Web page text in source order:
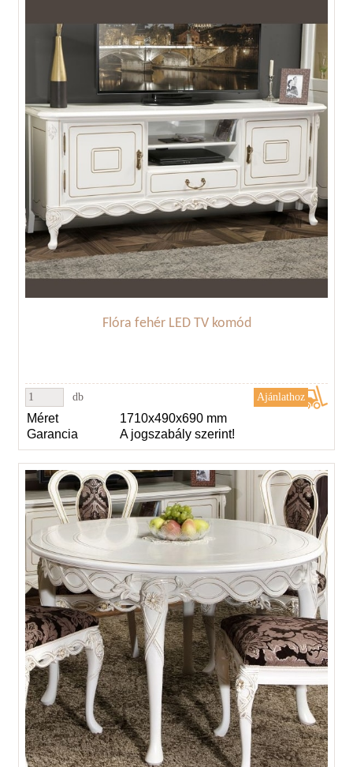
Flóra fehér LED TV komód
db
Méret
1710x490x690 mm
Garancia
A jogszabály szerint!